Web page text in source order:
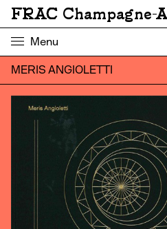
FRAC Champagne-
Menu
MERIS ANGIOLETTI